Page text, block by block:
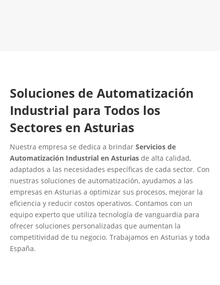
Soluciones de Automatización
Industrial para Todos los
Sectores en Asturias
Nuestra empresa se dedica a brindar Servicios de
Automatización Industrial en Asturias de alta calidad,
adaptados a las necesidades específicas de cada sector. Con
nuestras soluciones de automatización, ayudamos a las
empresas en Asturias a optimizar sus procesos, mejorar la
eficiencia y reducir costos operativos. Contamos con un
equipo experto que utiliza tecnología de vanguardia para
ofrecer soluciones personalizadas que aumentan la
competitividad de tu negocio. Trabajamos en Asturias y toda
España.